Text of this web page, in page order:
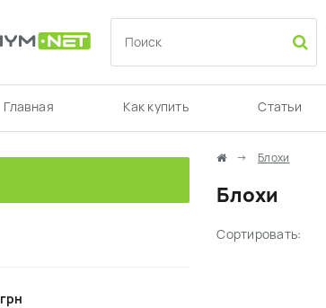
Главная Как купить Статьи
грн
Блохи
Блохи
Сортировать: